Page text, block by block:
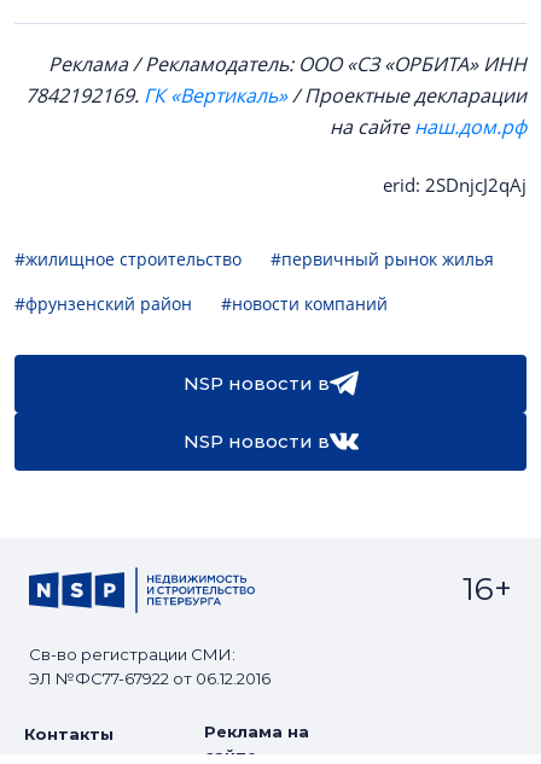
Реклама / Рекламодатель: ООО «СЗ «ОРБИТА» ИНН
7842192169. ГК «Вертикаль»/ Проектные декларации
на сайтенаш.дом.рф
erid: 2SDnjcJ2qAj
#жилищное строительство
#первичный рынок жилья
#фрунзенский район
#новости компаний
NSP новости в
NSP новости в
Св-во регистрации СМИ:
ЭЛ №ФС77-67922 от 06.12.2016
16+
Контакты
Реклама на
сайте